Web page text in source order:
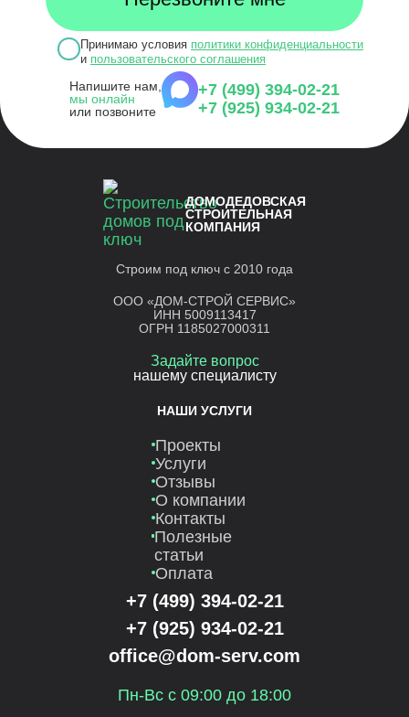
Принимаю условия политики конфиденциальности
и пользовательского соглашения
Напишите нам,
мы онлайн
или позвоните
+7 (499) 394-02-21
+7 (925) 934-02-21
ДОМОДЕДОВСКАЯ
СТРОИТЕЛЬНАЯ
КОМПАНИЯ
Строим под ключ с 2010 года
ООО «ДОМ-СТРОЙ СЕРВИС»
ИНН 5009113417
ОГРН 1185027000311
Задайте вопрос
нашему специалисту
НАШИ УСЛУГИ
Проекты
Услуги
Отзывы
О компании
Контакты
Полезные
статьи
Оплата
+7 (499) 394-02-21
+7 (925) 934-02-21
office@dom-serv.com
Пн-Вс с 09:00 до 18:00